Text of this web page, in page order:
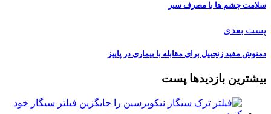
سلامت چشم‌ ها با مصرف سیر
پست بعدی
دمنوش مفید زنجبیل برای مقابله با بیماری در پاییز
بیشترین بازدیدها پست